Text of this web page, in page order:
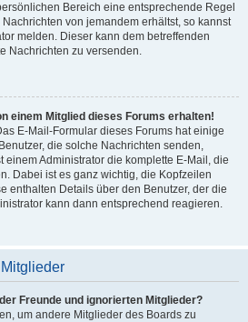
Bereich eine entsprechende Regel
von jemandem erhältst, so kannst
melden. Dieser kann dem betreffenden
Nachrichten zu versenden.
einem Mitglied dieses Forums erhalten!
E-Mail-Formular dieses Forums hat einige
die solche Nachrichten senden,
Administrator die komplette E-Mail, die
Dabei ist es ganz wichtig, die Kopfzeilen
enthalten Details über den Benutzer, der die
kann dann entsprechend reagieren.
Freunde und ignorierten Mitglieder?
um andere Mitglieder des Boards zu